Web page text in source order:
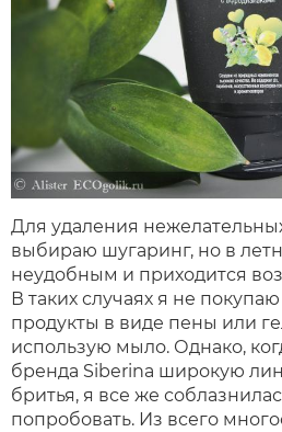
Для удаления
выбираю шугаринг, но в
неудобным и приходится
В таких случаях я не
продукты в виде пены или
использую мыло. Однако,
бренда Siberina широкую
бритья, я все же
попробовать. Из всего